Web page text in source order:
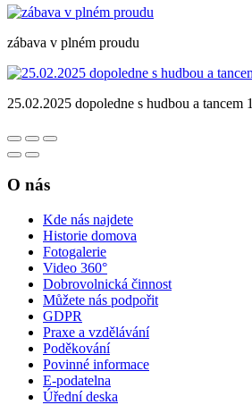
zábava v plném proudu
25.02.2025 dopoledne s hudbou a tancem 1
O nás
Kde nás najdete
Historie domova
Fotogalerie
Video 360°
Dobrovolnická činnost
Můžete nás podpořit
GDPR
Praxe a vzdělávání
Poděkování
Povinné informace
E-podatelna
Úřední deska